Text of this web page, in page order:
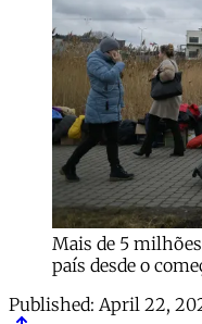
Mais de 5
país desde o
Published: April 22,